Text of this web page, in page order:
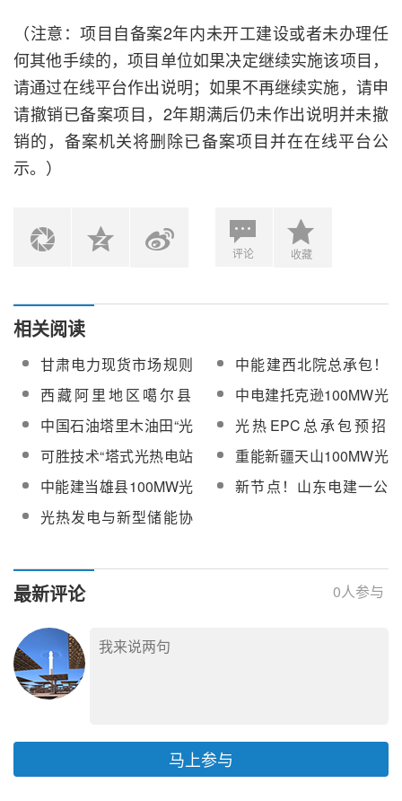
（注意：项目自备案2年内未开工建设或者未办理任
何其他手续的，项目单位如果决定继续实施该项目，
请通过在线平台作出说明；如果不再继续实施，请申
请撤销已备案项目，2年期满后仍未作出说明并未撤
销的，备案机关将删除已备案项目并在在线平台公
示。）
评论 收藏
相关阅读
甘肃电力现货市场规则
（V3.2）：光热电站以
“报量报价”方式参与日
前、实时现货市场
中能建西北院总承包！
哈密150MW光热电站发
电机定子吊装圆满收官
西藏阿里地区噶尔县
50MW光热项目EPC总
承包预招标
中电建托克逊100MW光
热项目四大管道焊口焊
接完成
中国石油塔里木油田“光
热+储能”加热炉系统稳
定运行一个月
光热EPC总承包预招
标！日喀则1GW一体化
项目100MW光热部分预
计2026年3月开工
可胜技术“塔式光热电站
运维技术与实践高级培
训班”圆满举办
重能新疆天山100MW光
热项目高风速定日镜组
装厂房正式完工
中能建当雄县100MW光
热项目汽轮机、蒸汽发
生器、发电机设备采购
新节点！山东电建一公
光热发电与新型储能协
最新评论 0人参与
马上参与